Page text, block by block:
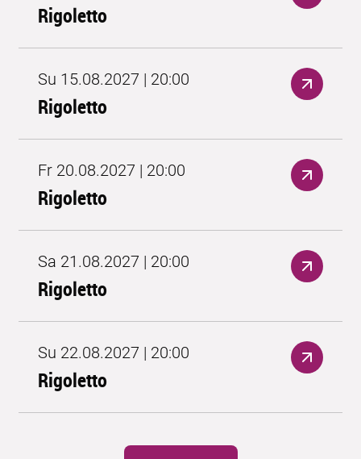
Rigoletto
Su 15.08.2027 | 20:00
Rigoletto
Fr 20.08.2027 | 20:00
Rigoletto
Sa 21.08.2027 | 20:00
Rigoletto
Su 22.08.2027 | 20:00
Rigoletto